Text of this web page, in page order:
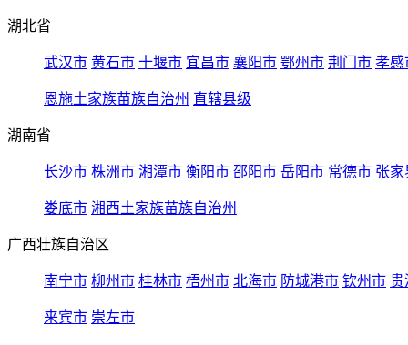
湖北省
武汉市 黄石市 十堰市 宜昌市 襄阳市 鄂州市 荆门市 孝感
恩施土家族苗族自治州 直辖县级
湖南省
长沙市 株洲市 湘潭市 衡阳市 邵阳市 岳阳市 常德市 张家
娄底市 湘西土家族苗族自治州
广西壮族自治区
南宁市 柳州市 桂林市 梧州市 北海市 防城港市 钦州市 贵
来宾市 崇左市